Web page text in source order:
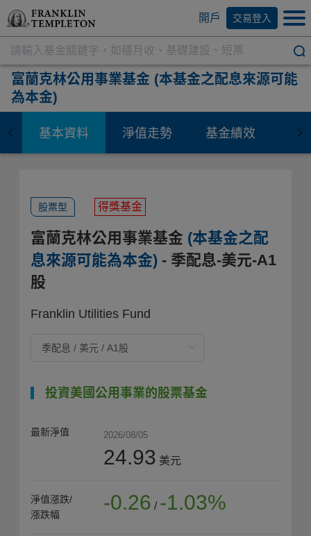
開戶 交易登入
富蘭克林公用事業基金 (本基金之配息來源可能
為本金)
基本資料 淨值走勢 基金績效 資
股票型 得獎基金
富蘭克林公用事業基金 (本基金之配
息來源可能為本金) - 季配息-美元-A1
股
Franklin Utilities Fund
投資美國公用事業的股票基金
最新淨值 2026/08/05
24.93 美元
淨值漲跌/
漲跌幅
-0.26 / -1.03%